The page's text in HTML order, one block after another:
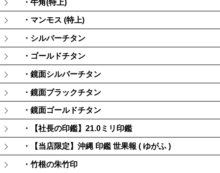
・牛角(特上)
・マンモス (特上)
・シルバーチタン
・ゴールドチタン
・鏡面シルバーチタン
・鏡面ブラックチタン
・鏡面ゴールドチタン
・【社長の印鑑】21.0ミリ印鑑
・【当店限定】沖縄 印鑑 世果報 ( ゆがふ )
・竹根の朱竹印